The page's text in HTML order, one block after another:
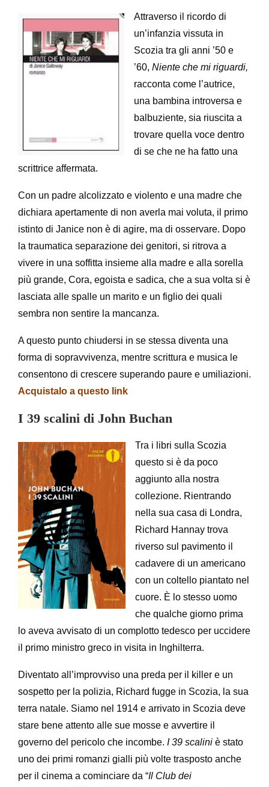
Attraverso il ricordo di
un’infanzia vissuta in
Scozia tra gli anni ’50 e
’60, Niente che mi riguardi,
racconta come l’autrice,
una bambina introversa e
balbuziente, sia riuscita a
trovare quella voce dentro
di se che ne ha fatto una
scrittrice affermata.
Con un padre alcolizzato e violento e una madre che
dichiara apertamente di non averla mai voluta, il primo
istinto di Janice non è di agire, ma di osservare. Dopo
la traumatica separazione dei genitori, si ritrova a
vivere in una soffitta insieme alla madre e alla sorella
più grande, Cora, egoista e sadica, che a sua volta si è
lasciata alle spalle un marito e un figlio dei quali
sembra non sentire la mancanza.
A questo punto chiudersi in se stessa diventa una
forma di sopravvivenza, mentre scrittura e musica le
consentono di crescere superando paure e umiliazioni.
Acquistalo a questo link
I 39 scalini di John Buchan
Tra i libri sulla Scozia
questo si è da poco
aggiunto alla nostra
collezione. Rientrando
nella sua casa di Londra,
Richard Hannay trova
riverso sul pavimento il
cadavere di un americano
con un coltello piantato nel
cuore. È lo stesso uomo
che qualche giorno prima
lo aveva avvisato di un complotto tedesco per uccidere
il primo ministro greco in visita in Inghilterra.
Diventato all’improvviso una preda per il killer e un
sospetto per la polizia, Richard fugge in Scozia, la sua
terra natale. Siamo nel 1914 e arrivato in Scozia deve
stare bene attento alle sue mosse e avvertire il
governo del pericolo che incombe. I 39 scalini è stato
uno dei primi romanzi gialli più volte trasposto anche
per il cinema a cominciare da “Il Club dei